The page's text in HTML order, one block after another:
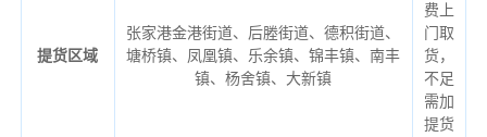
提货区域
张家港金港街道、后塍街道、德积街道、
塘桥镇、凤凰镇、乐余镇、锦丰镇、南丰
镇、杨舍镇、大新镇
费上
门取
货，
不足
需加
提货